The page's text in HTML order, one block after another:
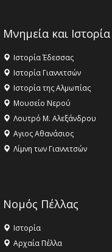
Μνημεία και Ιστορία
Ιστορία Έδεσσας
Ιστορία Γιαννιτσών
Ιστορία της Αλμωπίας
Μουσείο Νερού
Λουτρό Μ. Αλεξάνδρου
Αγιος Αθανάσιος
Λίμνη των Γιαννιτσών
Νομός Πέλλας
Ιστορία
Αρχαία Πέλλα